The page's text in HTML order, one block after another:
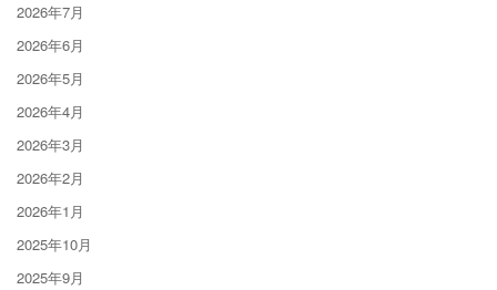
2026年7月
2026年6月
2026年5月
2026年4月
2026年3月
2026年2月
2026年1月
2025年10月
2025年9月